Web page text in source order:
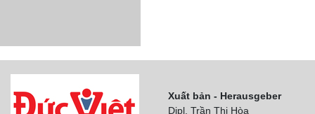
Xuất bản - Herausgeber
Dipl. Trần Thị Hòa